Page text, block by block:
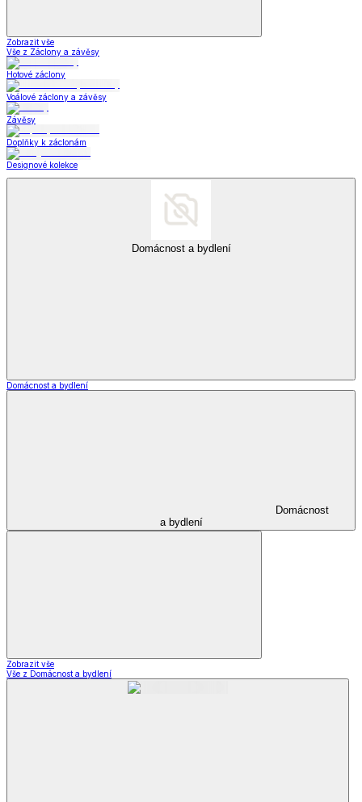
Zobrazit vše
Vše z Záclony a závěsy
Hotové záclony
Voálové záclony a závěsy
Závěsy
Doplňky k záclonám
Designové kolekce
Domácnost a bydlení
Domácnost a bydlení
Domácnost
a bydlení
Zobrazit vše
Vše z Domácnost a bydlení